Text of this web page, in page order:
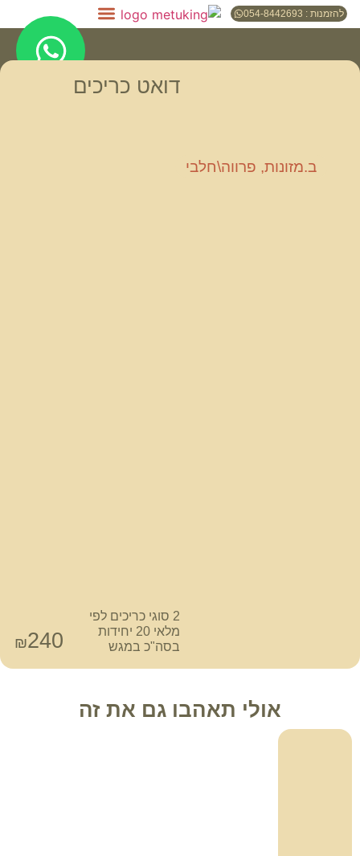
להזמנות : 054-8442693
ב.מזונות, פרווה\חלבי
דואט כריכים
2 סוגי כריכים לפי
מלאי 20 יחידות
בסה"כ במגש
₪240
אולי תאהבו גם את זה